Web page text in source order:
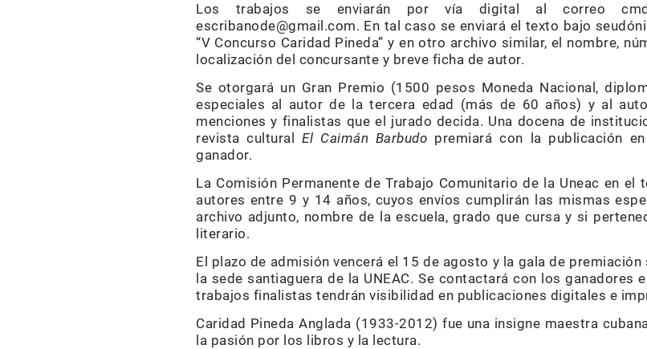
Los trabajos se enviarán por vía digital al correo
escribanode@gmail.com. En tal caso se enviará el texto bajo
“V Concurso Caridad Pineda” y en otro archivo similar, el nombre,
localización del concursante y breve ficha de autor.
Se otorgará un Gran Premio (1500 pesos Moneda Nacional,
especiales al autor de la tercera edad (más de 60 años) y al
menciones y finalistas que el jurado decida. Una docena de
revista culturalEl Caimán Barbudo premiará con la publicación
ganador.
La Comisión Permanente de Trabajo Comunitario de la Uneac en
autores entre 9 y 14 años, cuyos envíos cumplirán las mismas
archivo adjunto, nombre de la escuela, grado que cursa y si
literario.
El plazo de admisión vencerá el 15 de agosto y la gala de
la sede santiaguera de la UNEAC. Se contactará con los ganadores
trabajos finalistas tendrán visibilidad en publicaciones digitales e
Caridad Pineda Anglada (1933-2012) fue una insigne maestra
la pasión por los libros y la lectura.